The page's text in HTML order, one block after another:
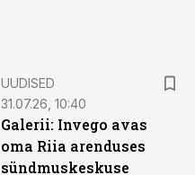
UUDISED
31.07.26, 10:40
Galerii: Invego avas
oma Riia arenduses
sündmuskeskuse